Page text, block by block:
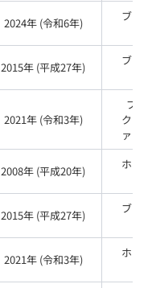
2024年 (令和6年)
ブラ
2015年 (平成27年)
ブラ
2021年 (令和3年)
ブラ
ク・
ァイア
2008年 (平成20年)
ホワ
2015年 (平成27年)
ブラ
2021年 (令和3年)
ホワ